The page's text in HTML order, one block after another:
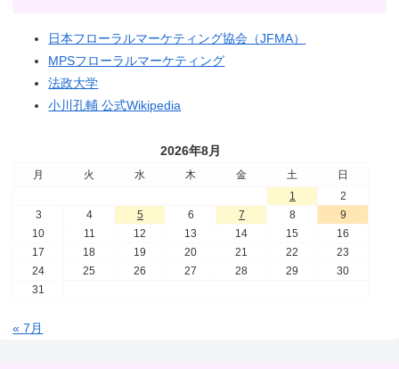
日本フローラルマーケティング協会（JFMA）
MPSフローラルマーケティング
法政大学
小川孔輔 公式Wikipedia
2026年8月
月 火 水 木 金 土
日
1
2
3
4 5 6 7 8
9
10
11 12 13 14 15
16
17
18 19 20 21 22
23
24
25 26 27 28 29
30
31
« 7月